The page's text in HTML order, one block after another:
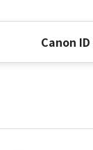
Canon ID